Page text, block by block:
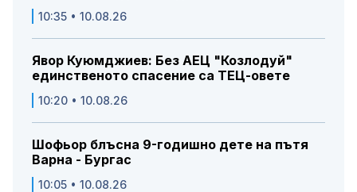
10:35 • 10.08.26
Явор Куюмджиев: Без АЕЦ "Козлодуй"
единственото спасение са ТЕЦ-овете
10:20 • 10.08.26
Шофьор блъсна 9-годишно дете на пътя
Варна - Бургас
10:05 • 10.08.26